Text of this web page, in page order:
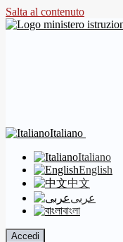
Salta al contenuto
Italiano
Italiano
English
中文
عربى
বাংলা
Accedi